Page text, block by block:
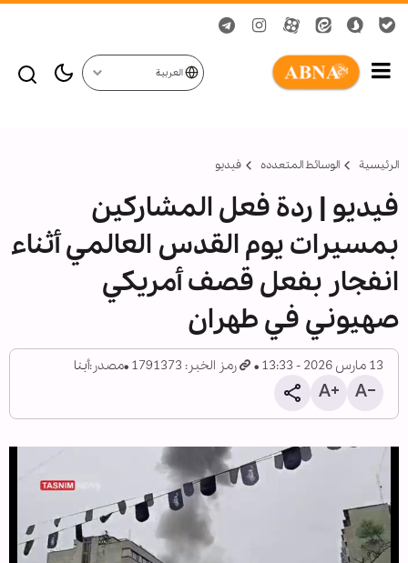
العربية
الرئيسية الوسائط المتعدده فیدیو
فيديو | ردة فعل المشاركين
بمسيرات يوم القدس العالمي أثناء
انفجار بفعل قصف أمريكي
صهيوني في طهران
13 مارس 2026 - 13:33 رمز الخبر: 1791373 مصدر:أبنا